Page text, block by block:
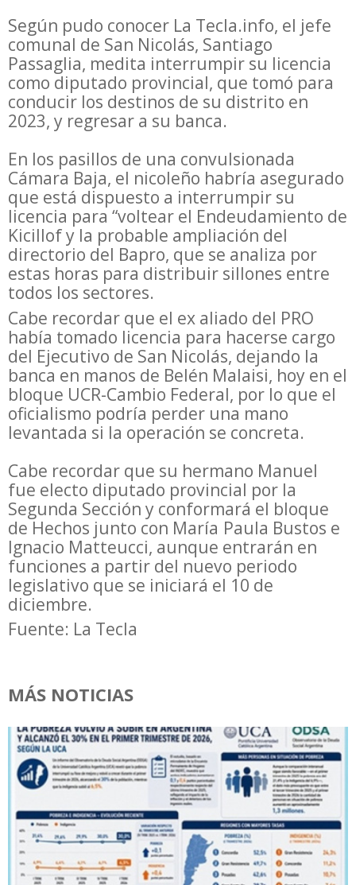
Según pudo conocer La Tecla.info, el jefe
comunal de San Nicolás, Santiago
Passaglia, medita interrumpir su licencia
como diputado provincial, que tomó para
conducir los destinos de su distrito en
2023, y regresar a su banca.
En los pasillos de una convulsionada
Cámara Baja, el nicoleño habría asegurado
que está dispuesto a interrumpir su
licencia para “voltear el Endeudamiento de
Kicillof y la probable ampliación del
directorio del Bapro, que se analiza por
estas horas para distribuir sillones entre
todos los sectores.
Cabe recordar que el ex aliado del PRO
había tomado licencia para hacerse cargo
del Ejecutivo de San Nicolás, dejando la
banca en manos de Belén Malaisi, hoy en el
bloque UCR-Cambio Federal, por lo que el
oficialismo podría perder una mano
levantada si la operación se concreta.
Cabe recordar que su hermano Manuel
fue electo diputado provincial por la
Segunda Sección y conformará el bloque
de Hechos junto con María Paula Bustos e
Ignacio Matteucci, aunque entrarán en
funciones a partir del nuevo periodo
legislativo que se iniciará el 10 de
diciembre.
Fuente: La Tecla
MÁS NOTICIAS